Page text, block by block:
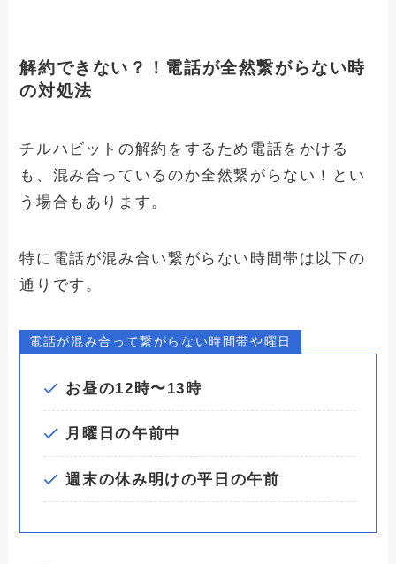
解約できない？！電話が全然繋がらない時
の対処法
チルハビットの解約をするため電話をかける
も、混み合っているのか全然繋がらない！とい
う場合もあります。
特に電話が混み合い繋がらない時間帯は以下の
通りです。
電話が混み合って繋がらない時間帯や曜日
お昼の12時〜13時
月曜日の午前中
週末の休み明けの平日の午前